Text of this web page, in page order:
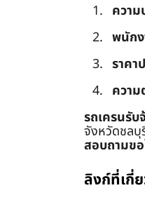
ควา
พนัก
ราคา
ความ
รถเครนรับ
จังหวัดชลบุ
สอบถามข
ลิงก์ที่เกี่